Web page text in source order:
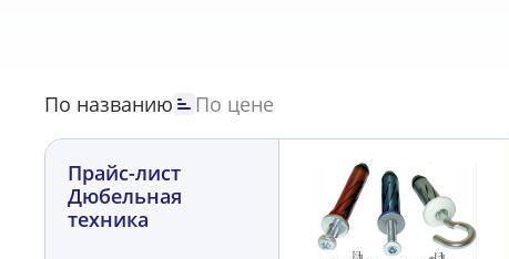
По названию По цене
Прайс-лист
Дюбельная
техника